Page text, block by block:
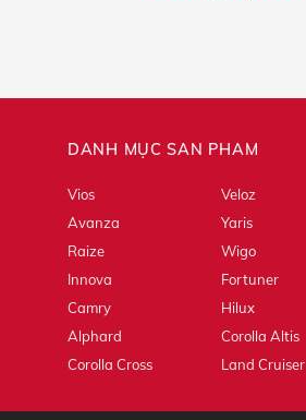
DANH MỤC SẢN PHẨM
Vios
Veloz
Avanza
Yaris
Raize
Wigo
Innova
Fortuner
Camry
Hilux
Alphard
Corolla Altis
Corolla Cross
Land Cruiser